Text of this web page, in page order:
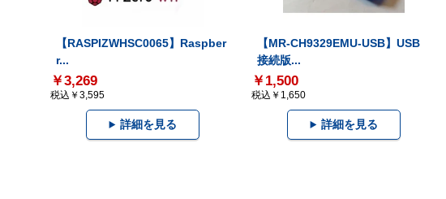
【RASPIZWHSC0065】Raspber
r...
￥3,269
税込￥3,595
詳細を見る
【MR-CH9329EMU-USB】USB
接続版...
￥1,500
税込￥1,650
詳細を見る